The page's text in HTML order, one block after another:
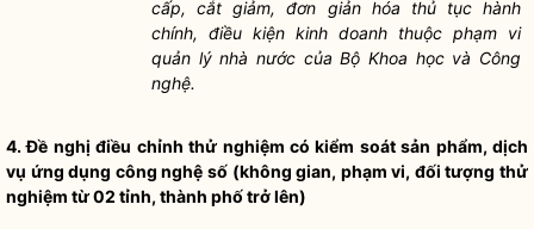
cấp, cắt giảm, đơn giản hóa thủ tục hành
chính, điều kiện kinh doanh thuộc phạm vi
quản lý nhà nước của Bộ Khoa học và Công
nghệ.
4. Đề nghị điều chỉnh thử nghiệm có kiểm soát sản phẩm, dịch
vụ ứng dụng công nghệ số (không gian, phạm vi, đối tượng thử
nghiệm từ 02 tỉnh, thành phố trở lên)